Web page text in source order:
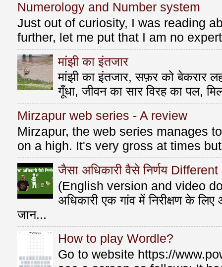
Numerology and Number system
Just out of curiosity, I was reading
further, let me put that I am no
मांझी का इंतजार
मांझी का इंतजार, सफ़र को बेकरार
गूँधा, जीवन का सार विरह का पल,
Mirzapur web series - A review
Mirzapur, the web series manages
on a high. It's very gross at times
जैसा अधिकारी वैसे निर्णय
(English version and video
अधिकारी एक गांव में निरीक्षण के
जान...
How to play Wordle?
Go to website https://